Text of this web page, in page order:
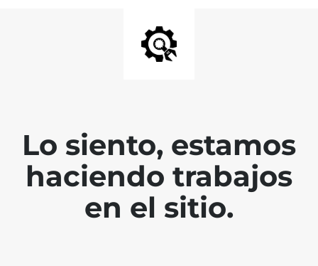
Lo siento, estamos
haciendo trabajos
en el sitio.